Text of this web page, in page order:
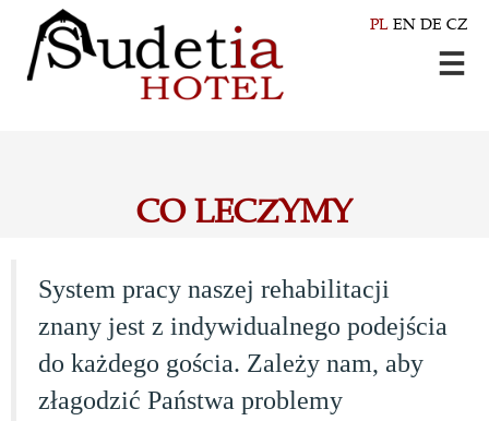
PL EN DE CZ
CO LECZYMY
System pracy naszej rehabilitacji
znany jest z indywidualnego podejścia
do każdego gościa. Zależy nam, aby
złagodzić Państwa problemy